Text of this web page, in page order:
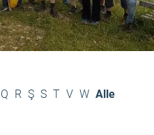
Q R Ş S T V W Alle